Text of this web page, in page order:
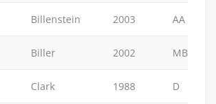
Billenstein 2003 AA
Biller 2002 MB
Clark 1988 D